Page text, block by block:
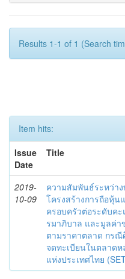
Results 1-1 of 1 (Search
Item hits:
Issue
Date
Title
2019-
10-09
ความสัมพันธ์ระหว่า
โครงสร้างการถือหุ้น
ครอบครัวต่อระดับค
รมาภิบาล และมูลค่า
ตามราคาตลาด กร
จดทะเบียนในตลาดห
แห่งประเทศไทย